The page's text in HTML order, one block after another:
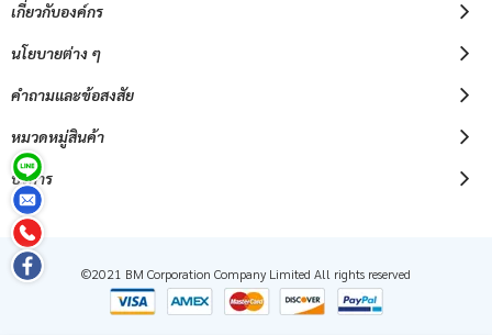
เกี่ยวกับองค์กร
นโยบายต่าง ๆ
คำถามและข้อสงสัย
หมวดหมู่สินค้า
บริการ
©2021 BM Corporation Company Limited All rights reserved